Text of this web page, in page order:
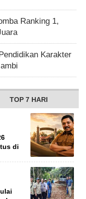
Ranking 1,
Karakter
TOP 7 HARI
di